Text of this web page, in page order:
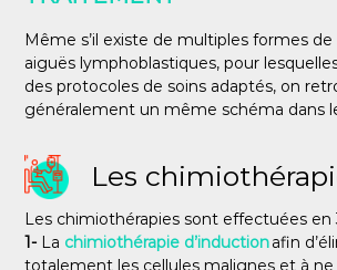
Même s’il existe de multiples formes
aiguës lymphoblastiques, pour
des protocoles de soins adaptés, on
généralement un même schéma dans
Les
Les chimiothérapies sont effectuées en
1- La chimiothérapie d’inductionafin
totalement les cellules malignes et à ne